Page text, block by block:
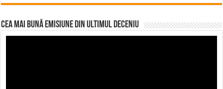
CEA MAI BUNĂ EMISIUNE DIN ULTIMUL DECENIU